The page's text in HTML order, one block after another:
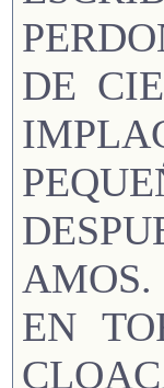
DE
AMOS.
EN